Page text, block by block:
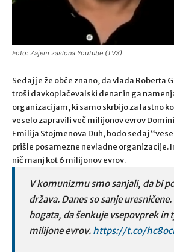
Foto: Zajem zaslona YouTube (TV3)
Sedaj je že obče znano, da vlada Roberta
troši davkoplačevalski denar in ga
organizacijam, ki samo skrbijo za lastno
veselo zapravili več milijonov evrov
Emilija Stojmenova Duh, bodo sedaj
prišle posamezne nevladne organizacije.
nič manj kot 6 milijonov evrov.
V komunizmu smo sanjali, da bi
država. Danes so sanje
bogata, da šenkuje vsepovprek in
milijone evrov. https://t.co/